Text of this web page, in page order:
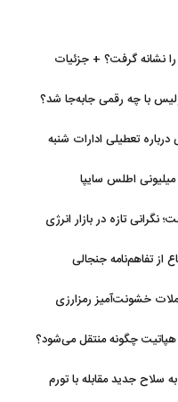
را نشانه گرفت؟ + جزئیات
با چه رقمی جابه‌جا شد؟
درباره تعطیلی ادارات شنبه
اطلس سایپا
نگرانی تازه در بازار انرژی
تفاهم‌نامه جنجالی
خشونت‌آمیز رمزارزی
چگونه منتقل می‌شود؟
سلاح جدید مقابله با تورم